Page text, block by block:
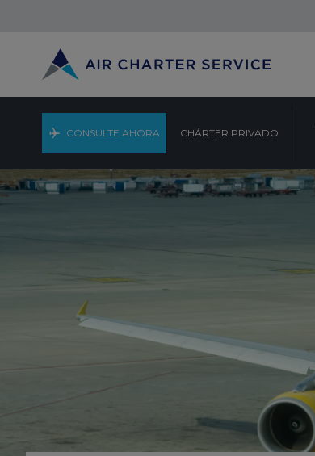
CONSULTE AHORA CHÁRTER PRIVADO